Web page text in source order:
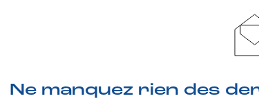
Ne manquez rien des